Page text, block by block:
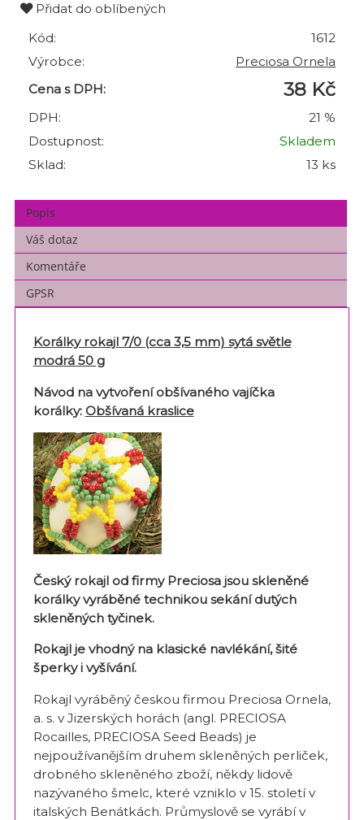
Přidat do oblíbených
Kód:
1612
Výrobce:
Preciosa Ornela
Cena s DPH:
38 Kč
DPH:
21 %
Dostupnost:
Skladem
Sklad:
13 ks
Popis
Váš dotaz
Komentáře
GPSR
Korálky rokajl 7/0 (cca 3,5 mm) sytá světle
modrá 50 g
Návod na vytvoření obšívaného vajíčka
korálky: Obšívaná kraslice
Český rokajl od firmy Preciosa jsou skleněné
korálky vyráběné technikou sekání dutých
skleněných tyčinek.
Rokajl je vhodný na klasické navlékání, šité
šperky i vyšívání.
Rokajl vyráběný českou firmou Preciosa Ornela,
a. s. v Jizerských horách (angl. PRECIOSA
Rocailles, PRECIOSA Seed Beads) je
nejpoužívanějším druhem skleněných perliček,
drobného skleněného zboží, někdy lidově
nazývaného šmelc, které vzniklo v 15. století v
italských Benátkách. Průmyslově se vyrábí v